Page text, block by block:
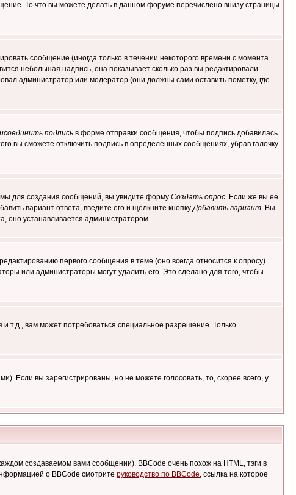
То что вы можете делать в данном форуме перечислено внизу страницы
сообщение (иногда только в течении некоторого времени с момента
небольшая надпись, она показывает сколько раз вы редактировали
администратор или модератор (они должны сами оставить пометку, где
подпись в форме отправки сообщения, чтобы подпись добавилась.
вы сможете отключить подпись в определенных сообщениях, убрав галочку
для создания сообщений, вы увидите форму Создать опрос. Если же вы её
вариант ответа, введите его и щёлкните кнопкуДобавить вариант. Вы
оно устанавливается администратором.
первого сообщения в теме (оно всегда относится к опросу).
или администраторы могут удалить его. Это сделано для того, чтобы
т.д., вам может потребоваться специальное разрешение. Только
Если вы зарегистрированы, но не можете голосовать, то, скорее всего, у
создаваемом вами сообщении). BBCode очень похож на HTML, тэги в
о BBCode смотрите руководство по BBCode, ссылка на которое